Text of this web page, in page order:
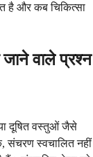
है और कब चिकित्सा
वाले प्रश्न
दूषित वस्तुओं जैसे
संचरण स्वचालित नहीं